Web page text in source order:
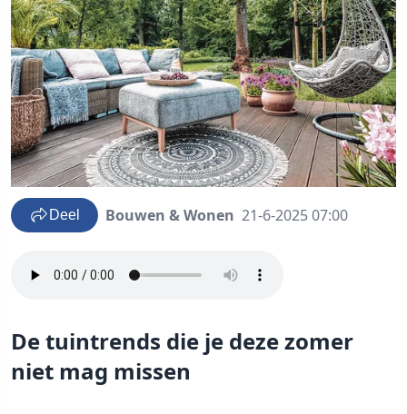
Deel Bouwen & Wonen 21-6-2025 07:00
De tuintrends die je deze zomer
niet mag missen